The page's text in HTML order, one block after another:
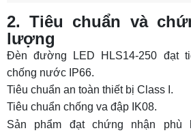
2. Tiêu chuẩn và
lượng
Đèn đường LED HLS14-250 đạt
chống nước IP66.
Tiêu chuẩn an toàn thiết bị Class I.
Tiêu chuẩn chống va đập IK08.
Sản phẩm đạt chứng nhận phù